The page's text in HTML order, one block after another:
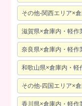
その他-関西エリア×
滋賀県×倉庫内・軽作
奈良県×倉庫内・軽作
和歌山県×倉庫内・軽
その他-四国エリア×
香川県×倉庫内・軽作